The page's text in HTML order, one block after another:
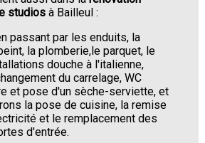
studios à Bailleul :
passant par les enduits, la
la plomberie,le parquet, le
douche à l'italienne,
du carrelage, WC
et pose d'un sèche-serviette, et
la pose de cuisine, la remise
et le remplacement des
d'entrée.